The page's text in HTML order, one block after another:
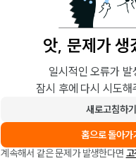
앗, 문제가 생
일시적인 오류가 발
잠시 후에 다시 시도해
새로고침하기
홈으로 돌아가
계속해서 같은 문제가 발생한다면